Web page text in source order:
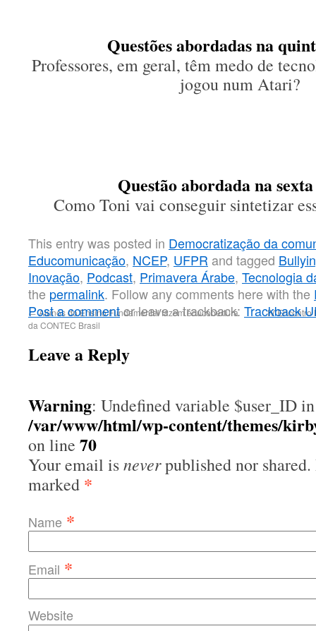
Questões abordadas na
Professores, em geral, têm medo de
jogou num Atari?
Questão abordada na
Como Toni vai conseguir sintetizar
This entry was posted in Democratização da
Educomunicação, NCEP, UFPR and tagged
Inovação, Podcast, Primavera Árabe, Tecnologia
the permalink. Follow any comments here with the
Post a commentor leave a trackback: Trackback
←Alunos do Ensino Fundamental fazem educobertura
da CONTEC Brasil
IV Encontro
Leave a Reply
Warning: Undefined variable $user_ID in
/var/www/html/wp-content/themes/
on line 70
Your email isneverpublished nor
marked *
Name *
Email *
Website